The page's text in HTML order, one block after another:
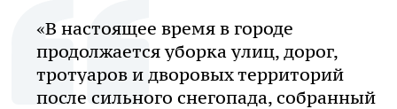
«В настоящее время в городе
продолжается уборка улиц, дорог,
тротуаров и дворовых территорий
после сильного снегопада, собранный